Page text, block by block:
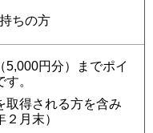
ちの方
5,000円分）までポイ
。
取得される方を含み
月末）